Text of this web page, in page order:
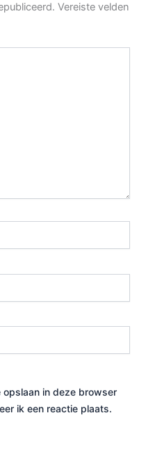
Vereiste velden
opslaan in deze browser
ik een reactie plaats.